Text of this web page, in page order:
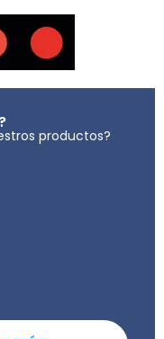
productos?